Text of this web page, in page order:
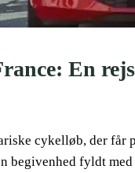
En
cykelløb, der får
begivenhed fyldt